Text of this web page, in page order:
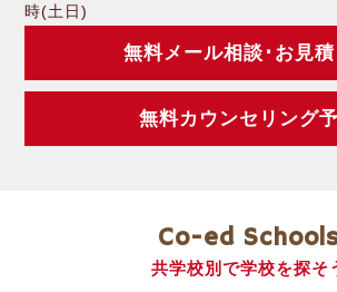
時(土日)
無料メール相談･お見積
無料カウンセリング
Co-ed
共学校別で学校を探そ